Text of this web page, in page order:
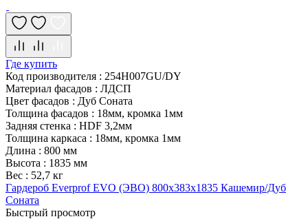
Где купить
Код производителя : 254H007GU/DY
Материал фасадов : ЛДСП
Цвет фасадов : Дуб Соната
Толщина фасадов : 18мм, кромка 1мм
Задняя стенка : HDF 3,2мм
Толщина каркаса : 18мм, кромка 1мм
Длина : 800 мм
Высота : 1835 мм
Вес : 52,7 кг
Гардероб Everprof EVO (ЭВО) 800х383x1835 Кашемир/Дуб
Соната
Быстрый просмотр